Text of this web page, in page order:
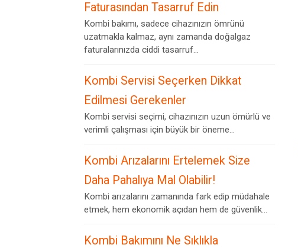
Faturasından Tasarruf Edin
Kombi bakımı, sadece cihazınızın ömrünü
uzatmakla kalmaz, aynı zamanda doğalgaz
faturalarınızda ciddi tasarruf...
Kombi Servisi Seçerken Dikkat
Edilmesi Gerekenler
Kombi servisi seçimi, cihazınızın uzun ömürlü ve
verimli çalışması için büyük bir öneme...
Kombi Arızalarını Ertelemek Size
Daha Pahalıya Mal Olabilir!
Kombi arızalarını zamanında fark edip müdahale
etmek, hem ekonomik açıdan hem de güvenlik...
Kombi Bakımını Ne Sıklıkla